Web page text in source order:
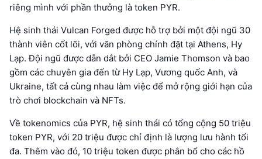
riêng mình với phần thưởng là token PYR.
Hệ sinh thái Vulcan Forged được hỗ trợ bởi một đội ngũ 30
thành viên cốt lõi, với văn phòng chính đặt tại Athens, Hy
Lạp. Đội ngũ được dẫn dắt bởi CEO Jamie Thomson và bao
gồm các chuyên gia đến từ Hy Lạp, Vương quốc Anh, và
Ukraine, tất cả cùng nhau làm việc để mở rộng giới hạn của
trò chơi blockchain và NFTs.
Về tokenomics của PYR, hệ sinh thái có tổng cộng 50 triệu
token PYR, với 20 triệu được chỉ định là lượng lưu hành tối
đa. Thêm vào đó, 10 triệu token được phân bổ cho các hồ